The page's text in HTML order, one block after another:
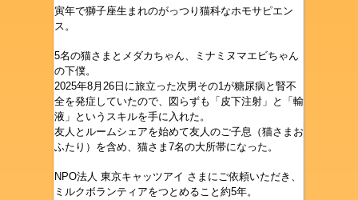
寅年で獅子座生まれのがっつり猫科なホモサピエン
ス。
5名の猫さまとメダカちゃん、ミナミヌマエビちゃん
の下僕。
2025年8月26日に旅立った次男その1が糖尿病と腎不
全を発症していたので、図らずも「皮下注射」と「輸
液」というスキルを手に入れた。
友人とルームシェアを始めて友人のご子息（猫さまお
ふたり）を含め、猫さま7名の大所帯になった。
NPO法人 東京キャッツアイ さまにご依頼いただき、
ミルクボランティアをつとめること約5年。